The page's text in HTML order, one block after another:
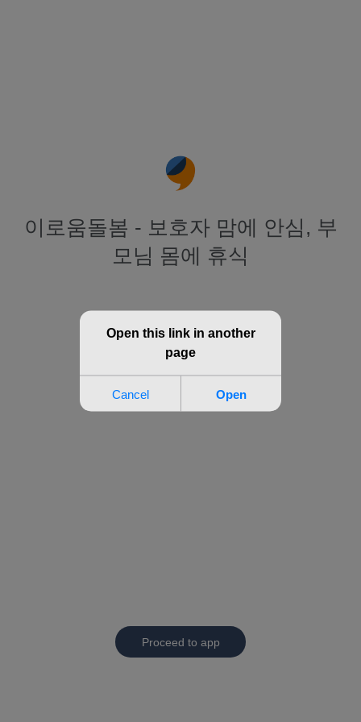
이로움돌봄 - 보호자 맘에 안심, 부
모님 몸에 휴식
Proceed to app